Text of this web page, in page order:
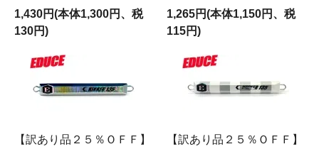
1,430円(本体1,300円、税
130円)
1,265円(本体1,150円、税
115円)
【訳あり品２５％ＯＦＦ】
【訳あり品２５％ＯＦＦ】